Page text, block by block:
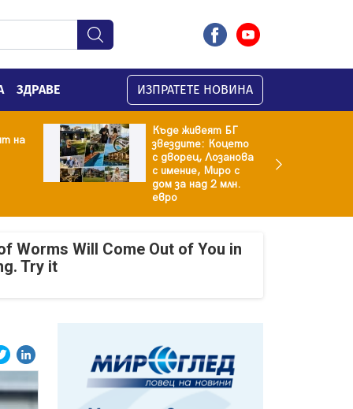
ЗДРАВЕ ИЗПРАТЕТЕ НОВИНА
на
Къде живеят БГ
звездите: Коцето
с дворец, Лозанова
с имение, Миро с
дом за над 2 млн.
евро
Worms Will Come Out of You in
Try it